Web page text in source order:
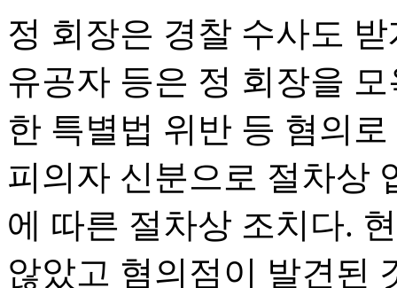
정 회장은 경찰 수사도
유공자 등은 정 회장을
한 특별법 위반 등 혐의
피의자 신분으로 절차상
에 따른 절차상 조치다.
않았고 혐의점이 발견된